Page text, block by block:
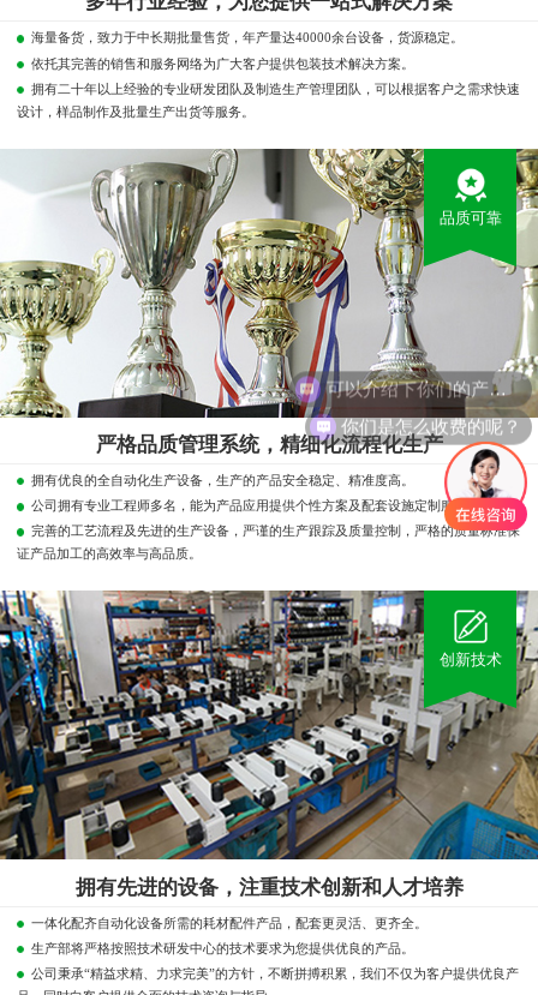
海量备货，致力于中长期批量售货，年产量达40000余台设备，货源稳定。
依托其完善的销售和服务网络为广大客户提供包装技术解决方案。
拥有二十年以上经验的专业研发团队及制造生产管理团队，可以根据客户之需求快速
设计，样品制作及批量生产出货等服务。
品质可靠
严格品质管理系统，精细化流程化生产
拥有优良的全自动化生产设备，生产的产品安全稳定、精准度高。
公司拥有专业工程师多名，能为产品应用提供个性方案及配套设施定制服务。
完善的工艺流程及先进的生产设备，严谨的生产跟踪及质量控制，严格的质量标准保
证产品加工的高效率与高品质。
创新技术
拥有先进的设备，注重技术创新和人才培养
一体化配齐自动化设备所需的耗材配件产品，配套更灵活、更齐全。
生产部将严格按照技术研发中心的技术要求为您提供优良的产品。
公司秉承“精益求精、力求完美”的方针，不断拼搏积累，我们不仅为客户提供优良产
可以介绍下你们的产品么？
你们是怎么收费的呢？